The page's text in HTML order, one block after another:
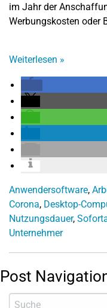
im Jahr der
Werbungskosten oder
Weiterlesen »
Anwendersoftware,
Corona, Desktop-
Nutzungsdauer,
Unternehmer
Post